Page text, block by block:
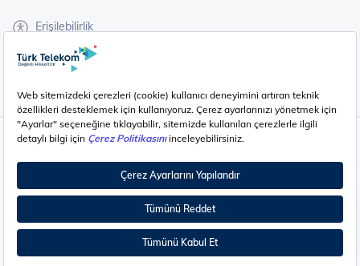
Erişilebilirlik
İşaret Dili Çevirisi
Çerez Ayarları